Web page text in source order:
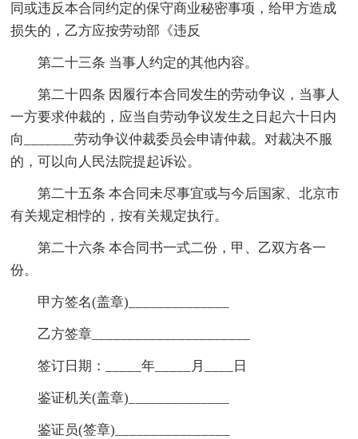
同或违反本合同约定的保守商业秘密事项，给甲方造成
损失的，乙方应按劳动部《违反
第二十三条 当事人约定的其他内容。
第二十四条 因履行本合同发生的劳动争议，当事人
一方要求仲裁的，应当自劳动争议发生之日起六十日内
向_______劳动争议仲裁委员会申请仲裁。对裁决不服
的，可以向人民法院提起诉讼。
第二十五条 本合同未尽事宜或与今后国家、北京市
有关规定相悖的，按有关规定执行。
第二十六条 本合同书一式二份，甲、乙双方各一
份。
甲方签名(盖章)______________
乙方签章______________________
签订日期：_____年_____月____日
鉴证机关(盖章)______________
鉴证员(签章)________________